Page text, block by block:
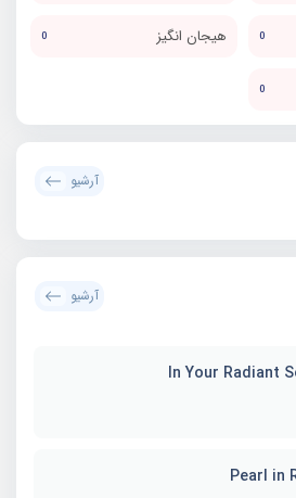
0 هیجان انگیز 0
0
آرشیو
آرشیو